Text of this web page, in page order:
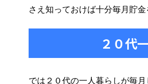
さえ知っておけば十分毎月貯
２０代
では２０代の一人暮らしが毎